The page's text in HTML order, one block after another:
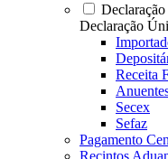
Declaração
Receita
Secex
Sefaz
Pagamento
Recintos